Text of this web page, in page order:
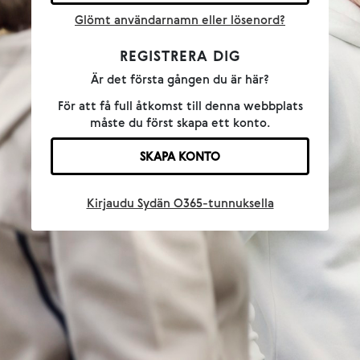
Glömt användarnamn eller lösenord?
REGISTRERA DIG
Är det första gången du är här?
För att få full åtkomst till denna webbplats
måste du först skapa ett konto.
SKAPA KONTO
Kirjaudu Sydän O365-tunnuksella